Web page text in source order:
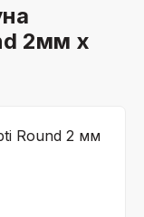
2мм x
Round 2 мм